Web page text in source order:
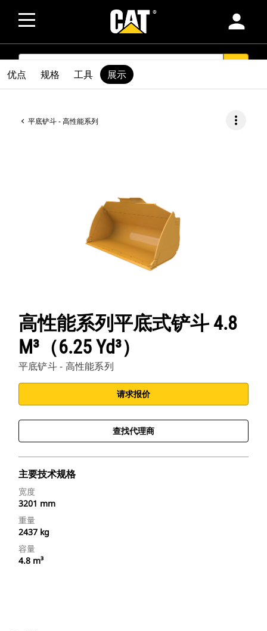
person
SEARCH
平底铲斗 - 高性能系列 more_vert
高性能系列平底式铲斗 4.8
M³（6.25 Yd³）
平底铲斗 - 高性能系列
请求报价
查找代理商
主要技术规格
宽度
3201 mm
重量
2437 kg
容量
4.8 m³
优点 规格 工具 展示